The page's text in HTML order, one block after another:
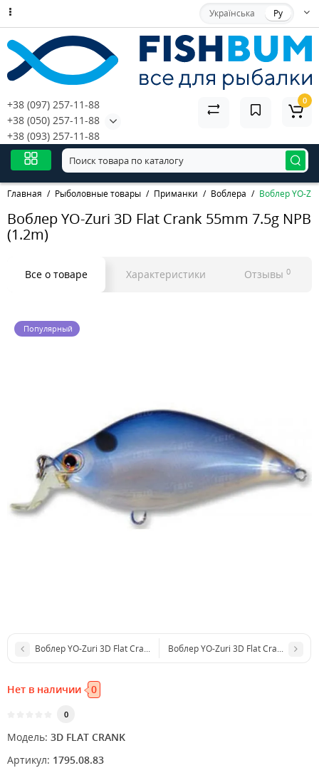
Українська Ру
+38 (097) 257-11-88
+38 (050) 257-11-88
+38 (093) 257-11-88
0
Главная Рыболовные товары Приманки Воблера Воблер YO-
Воблер YO-Zuri 3D Flat Crank 55mm 7.5g NPB
(1.2m)
Все о товаре Характеристики Отзывы 0
Популярный
Воблер YO-Zuri 3D Flat Crank 55mm 7.5g GBL (1.2m)
Воблер YO-Zuri 3D Flat Crank 55mm
Нет в наличии 0
0
Модель: 3D FLAT CRANK
Артикул: 1795.08.83